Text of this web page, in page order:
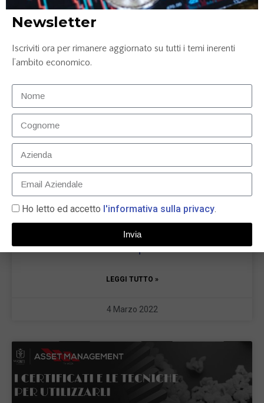
prossimi mesi
Il tema ESG tra guerra, climate change e
materie prime
LEGGI TUTTO »
4 Marzo 2022
Newsletter
Iscriviti ora per rimanere aggiornato su tutti i temi inerenti
l’ambito economico.
Ho letto ed accetto l'informativa sulla privacy.
Invia